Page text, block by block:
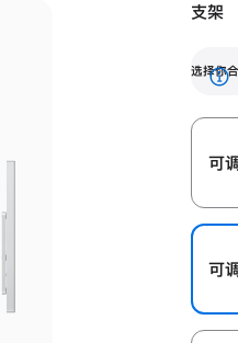
调节
支架
选择你
展
开
可
可